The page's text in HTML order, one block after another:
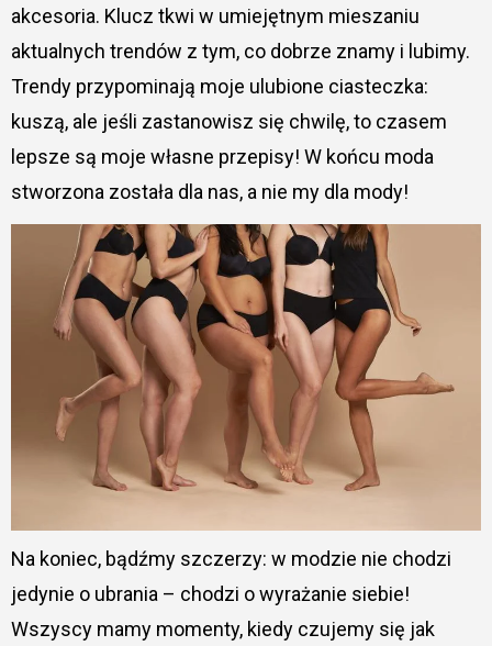
akcesoria. Klucz tkwi w umiejętnym mieszaniu
aktualnych trendów z tym, co dobrze znamy i lubimy.
Trendy przypominają moje ulubione ciasteczka:
kuszą, ale jeśli zastanowisz się chwilę, to czasem
lepsze są moje własne przepisy! W końcu moda
stworzona została dla nas, a nie my dla mody!
Na koniec, bądźmy szczerzy: w modzie nie chodzi
jedynie o ubrania – chodzi o wyrażanie siebie!
Wszyscy mamy momenty, kiedy czujemy się jak